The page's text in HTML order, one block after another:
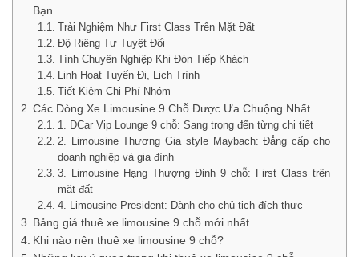
Bạn
Trải Nghiệm Như First Class Trên Mặt Đất
Độ Riêng Tư Tuyệt Đối
Tính Chuyên Nghiệp Khi Đón Tiếp Khách
Linh Hoạt Tuyến Đi, Lịch Trình
Tiết Kiệm Chi Phí Nhóm
Các Dòng Xe Limousine 9 Chỗ Được Ưa Chuộng Nhất
1. DCar Vip Lounge 9 chỗ: Sang trọng đến từng chi tiết
2. Limousine Thương Gia style Maybach: Đẳng cấp cho
doanh nghiệp và gia đình
3. Limousine Hạng Thượng Đỉnh 9 chỗ: First Class trên
mặt đất
4. Limousine President: Dành cho chủ tịch đích thực
Bảng giá thuê xe limousine 9 chỗ mới nhất
Khi nào nên thuê xe limousine 9 chỗ?